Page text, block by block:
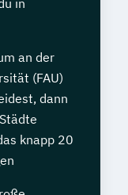
an der
(FAU)
dann
knapp 20